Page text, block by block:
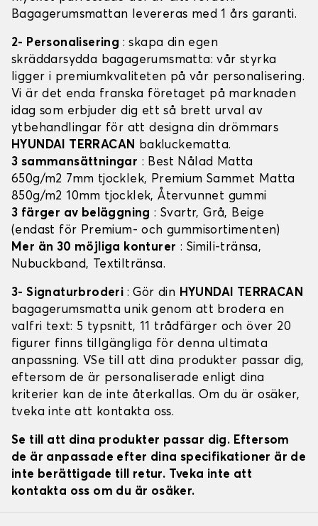
Bagagerumsmattan levereras med 1 års garanti.
2- Personalisering : skapa din egen
skräddarsydda bagagerumsmatta: vår styrka
ligger i premiumkvaliteten på vår personalisering.
Vi är det enda franska företaget på marknaden
idag som erbjuder dig ett så brett urval av
ytbehandlingar för att designa din drömmars
HYUNDAI TERRACAN bakluckematta.
3 sammansättningar : Best Nålad Matta
650g/m2 7mm tjocklek, Premium Sammet Matta
850g/m2 10mm tjocklek, Återvunnet gummi
3 färger av beläggning : Svartr, Grå, Beige
(endast för Premium- och gummisortimenten)
Mer än 30 möjliga konturer : Simili-tränsa,
Nubuckband, Textiltränsa.
3- Signaturbroderi : Gör din HYUNDAI TERRACAN
bagagerumsmatta unik genom att brodera en
valfri text: 5 typsnitt, 11 trådfärger och över 20
figurer finns tillgängliga för denna ultimata
anpassning. VSe till att dina produkter passar dig,
eftersom de är personaliserade enligt dina
kriterier kan de inte återkallas. Om du är osäker,
tveka inte att kontakta oss.
Se till att dina produkter passar dig. Eftersom
de är anpassade efter dina specifikationer är de
inte berättigade till retur. Tveka inte att
kontakta oss om du är osäker.